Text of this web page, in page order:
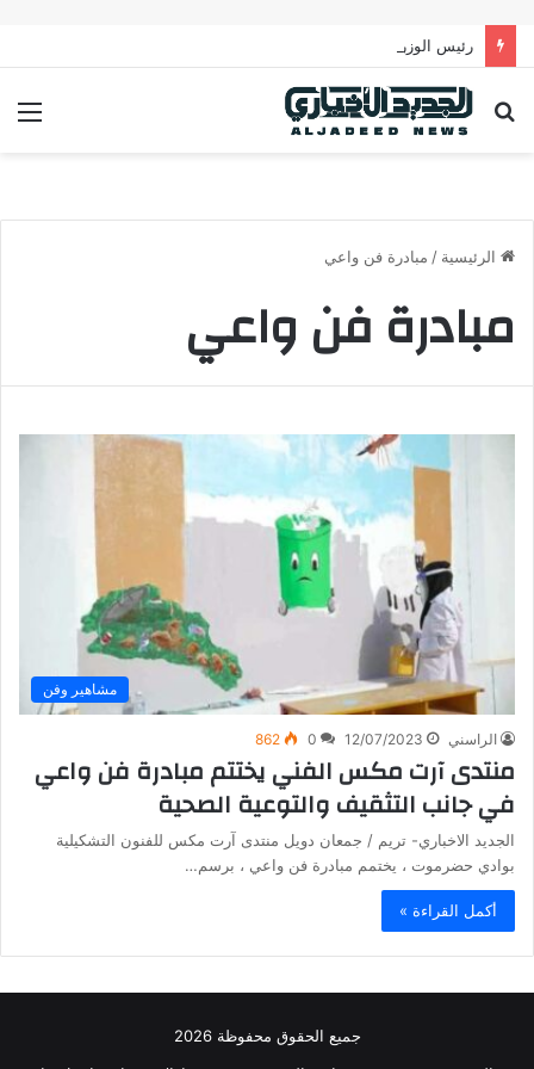
بحث
الرئيسية / مبادرة فن واعي
مبادرة فن واعي
مشاهير وفن
الراسني 12/07/2023
0
862
منتدى آرت مكس الفني يختتم مبادرة فن واعي
في جانب التثقيف والتوعية الصحية
الجديد الاخباري- تريم / جمعان دويل منتدى آرت مكس للفنون التشكيلية
بوادي حضرموت ، يختمم مبادرة فن واعي ، برسم…
أكمل القراءة »
جميع الحقوق محفوظة 2026